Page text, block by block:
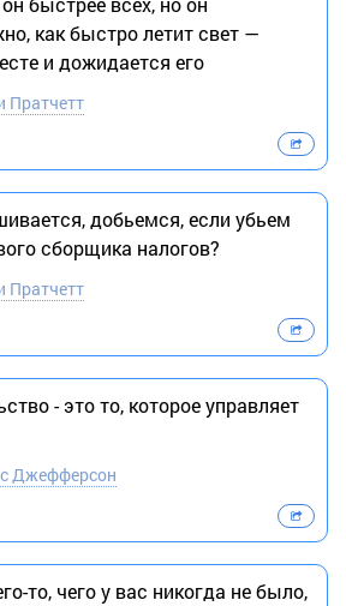
как быстро летит свет —
и дожидается его
Пратчетт
добьемся, если убьем
сборщика налогов?
Пратчетт
- это то, которое управляет
Джефферсон
то, чего у вас никогда не было,